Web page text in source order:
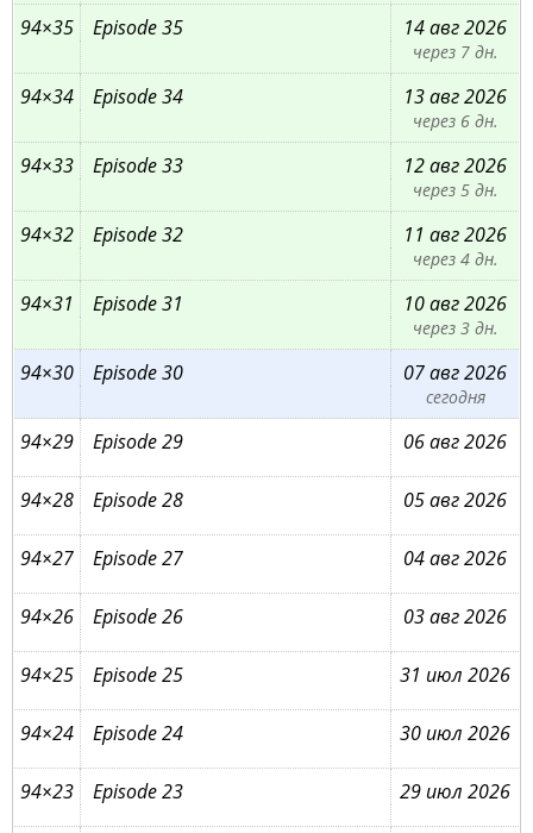
94×35 Episode 35 14 авг 2026
через 7 дн.
94×34 Episode 34 13 авг 2026
через 6 дн.
94×33 Episode 33 12 авг 2026
через 5 дн.
94×32 Episode 32 11 авг 2026
через 4 дн.
94×31 Episode 31 10 авг 2026
через 3 дн.
94×30 Episode 30 07 авг 2026
сегодня
94×29 Episode 29 06 авг 2026
94×28 Episode 28 05 авг 2026
94×27 Episode 27 04 авг 2026
94×26 Episode 26 03 авг 2026
94×25 Episode 25 31 июл 2026
94×24 Episode 24 30 июл 2026
94×23 Episode 23 29 июл 2026